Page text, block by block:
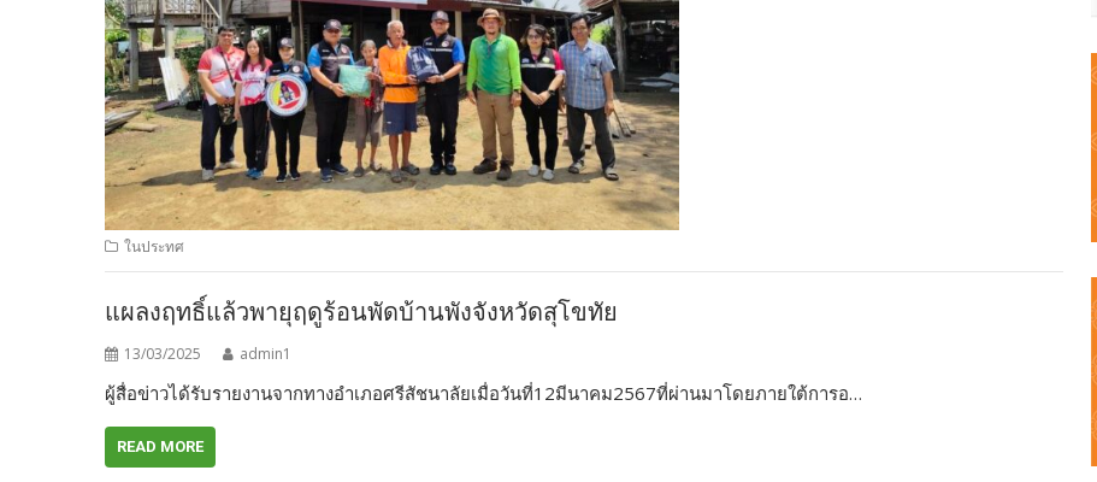
ในประทศ
แผลงฤทธิ์แล้วพายุฤดูร้อนพัดบ้านพังจังหวัดสุโขทัย
13/03/2025 admin1
ผู้สื่อข่าวได้รับรายงานจากทางอำเภอศรีสัชนาลัยเมื่อวันที่12มีนาคม2567ที่ผ่านมาโดยภายใต้การอ…
READ MORE